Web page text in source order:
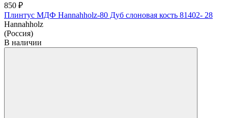
850 ₽
Плинтус МДФ Hannahholz-80 Дуб слоновая кость 81402- 28
Hannahholz
(Россия)
В наличии